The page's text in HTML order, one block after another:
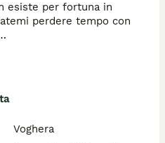
esiste per fortuna in
perdere tempo con
non mi interessa”.
adulti e dei cuccioli in
Kennel
Voghera